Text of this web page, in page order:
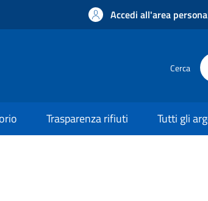
Accedi all'area
Cerca
Trasparenza rifiuti Tutti gli